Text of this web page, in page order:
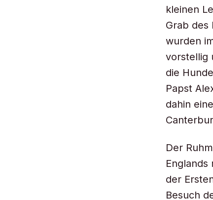
kleinen
Grab des
wurden
vorstellig
die
Papst
dahin
Der
Englands
der
Besuch